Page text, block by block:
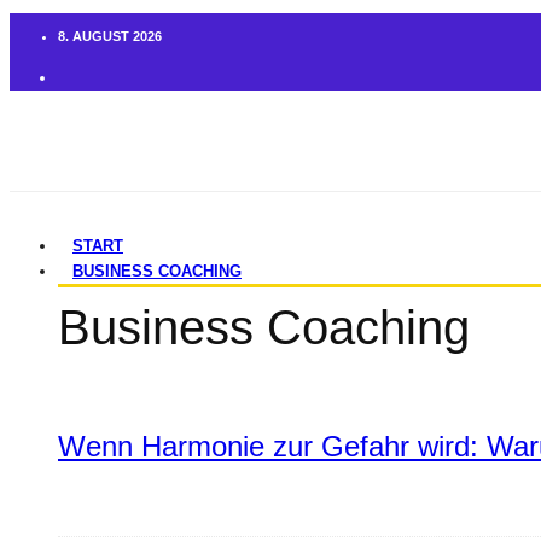
8. AUGUST 2026
START
BUSINESS COACHING
Business Coaching
Wenn Harmonie zur Gefahr wird: